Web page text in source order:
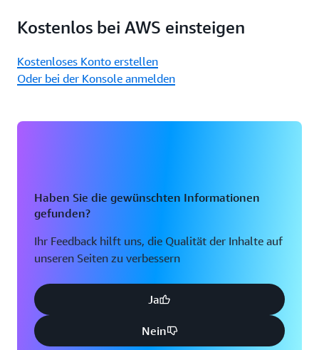
Kostenlos bei AWS einsteigen
Kostenloses Konto erstellen
Oder bei der Konsole anmelden
Haben Sie die gewünschten Informationen
gefunden?
Ihr Feedback hilft uns, die Qualität der Inhalte auf
unseren Seiten zu verbessern
Ja
Nein